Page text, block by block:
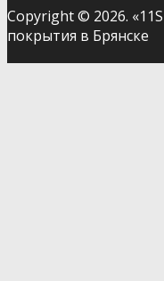
Copyright © 2026.
покрытия в Брянске